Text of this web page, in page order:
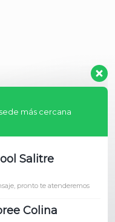
de franquicias
pronto te atenderemos